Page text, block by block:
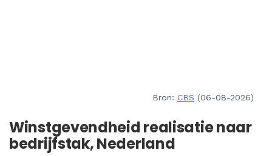
Bron: CBS (06-08-2026)
Winstgevendheid realisatie naar
bedrijfstak, Nederland